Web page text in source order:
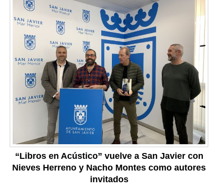
“Libros en Acústico” vuelve a San Javier con
Nieves Herreno y Nacho Montes como autores
invitados